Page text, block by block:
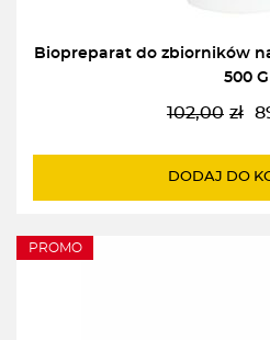
Biopreparat do zbiorników
500 G
102,00 zł
DODAJ DO
PROMO